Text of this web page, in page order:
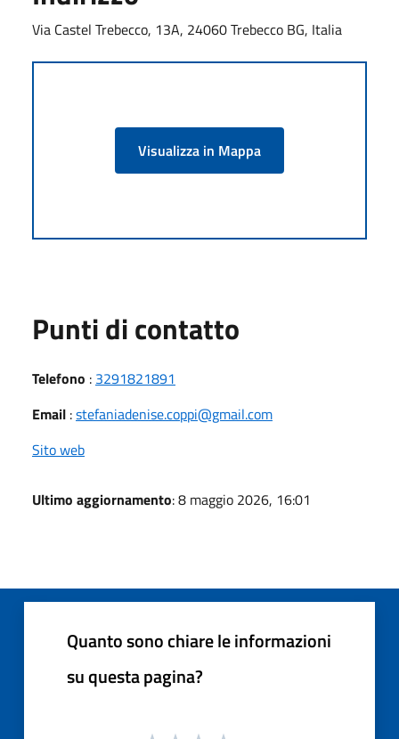
Via Castel Trebecco, 13A, 24060 Trebecco BG, Italia
Visualizza in Mappa
Punti di contatto
Telefono : 3291821891
Email :stefaniadenise.coppi@gmail.com
Sito web
Ultimo aggiornamento: 8 maggio 2026, 16:01
Quanto sono chiare le informazioni
su questa pagina?